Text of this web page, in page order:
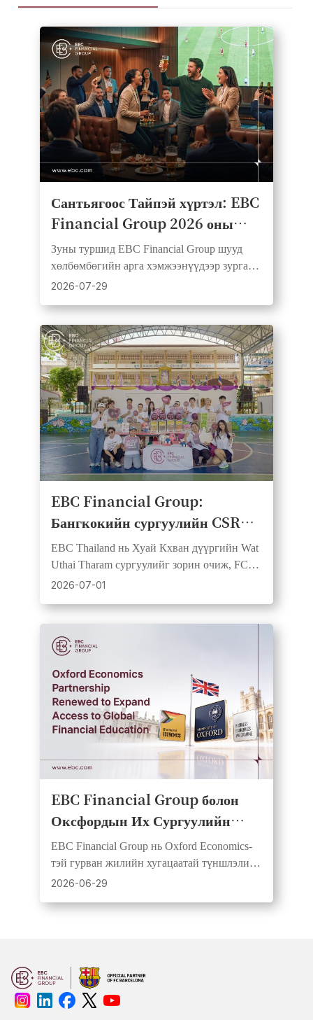
Сантьягоос Тайпэй хүртэл: EBC
Financial Group 2026 оны
хөлбөмбөгийн Watch Party
цувралыг амжилттай
өндөрлүүллээ
Зуны туршид EBC Financial Group шууд
хөлбөмбөгийн арга хэмжээнүүдээр зургаан
зах зээл, гурван тив даяар үйлчлүүлэгчид,
2026-07-29
EBC Financial Group:
Бангкокийн сургуулийн CSR
өдрөөр хөлбөмбөг, боловсрол,
олон нийтийн сэтгэл зүтгэл
нэгдэв
EBC Thailand нь Хуай Кхван дүүргийн Wat
Uthai Tharam сургуулийг зорин очиж, FC
Barcelona-тай түншлэлээ дэмжин бөмбөг
2026-07-01
EBC Financial Group болон
Оксфордын Их Сургуулийн
Эдийн Засгийн Тэнхим нь олон
нийтийн эдийн засгийн
боловсролын чиглэлээр
түншлэлийг шинэчиллээ
EBC Financial Group нь Oxford Economics-
тэй гурван жилийн хугацаатай түншлэлийг
шинэчилж, судалгаа, шинжилгээний үр
2026-06-29